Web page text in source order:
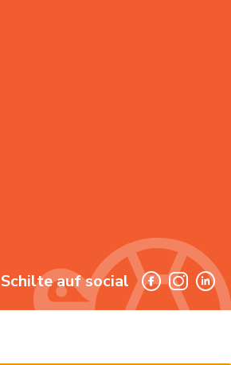
Schilte auf social